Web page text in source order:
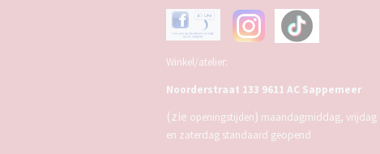
Winkel/atelier:
Noorderstraat 133 9611 AC Sappemeer
(zie openingstijden) maandagmiddag, vrijdag
en zaterdag standaard geopend